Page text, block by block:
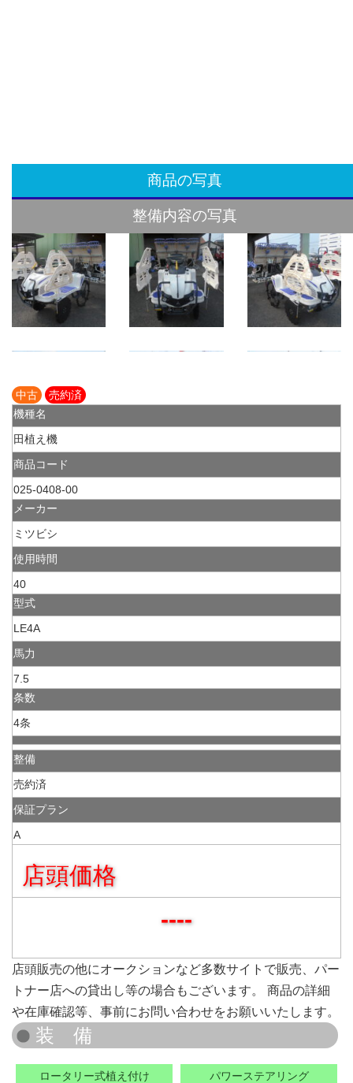
商品の写真
整備内容の写真
中古
売約済
機種名
田植え機
商品コード
025-0408-00
メーカー
ミツビシ
使用時間
40
型式
LE4A
馬力
7.5
条数
4条
整備
売約済
保証プラン
A
店頭価格
----
店頭販売の他にオークションなど多数サイトで販売、パー
トナー店への貸出し等の場合もございます。 商品の詳細
や在庫確認等、事前にお問い合わせをお願いいたします。
ロータリー式植え付け パワーステアリング